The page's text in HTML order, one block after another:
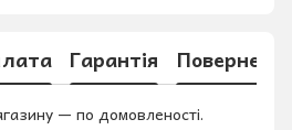
Гарантія
— по домовленості.